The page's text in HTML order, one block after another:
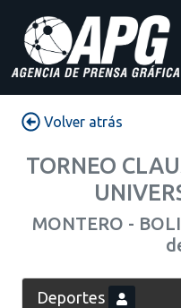
Volver atrás
TORNEO
MONTERO -
Deportes